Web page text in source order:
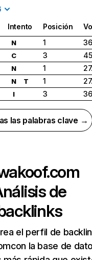
Intento Posición
N 1
C 3
N 1
N T 1
I 3
las palabras clave →
de
el perfil de
la base de